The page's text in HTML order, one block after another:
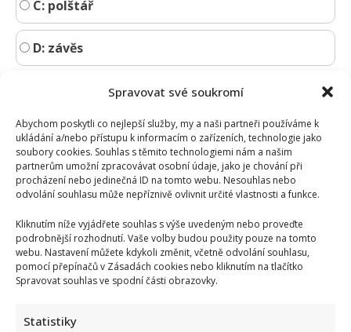
Spravovat své soukromí
Abychom poskytli co nejlepší služby, my a naši partneři používáme k
ukládání a/nebo přístupu k informacím o zařízeních, technologie jako
soubory cookies. Souhlas s těmito technologiemi nám a našim
partnerům umožní zpracovávat osobní údaje, jako je chování při
procházení nebo jedinečná ID na tomto webu. Nesouhlas nebo
odvolání souhlasu může nepříznivě ovlivnit určité vlastnosti a funkce.
Kliknutím níže vyjádřete souhlas s výše uvedeným nebo proveďte
podrobnější rozhodnutí. Vaše volby budou použity pouze na tomto
webu. Nastavení můžete kdykoli změnit, včetně odvolání souhlasu,
pomocí přepínačů v Zásadách cookies nebo kliknutím na tlačítko
Spravovat souhlas ve spodní části obrazovky.
Statistiky
C: polštář
D: závěs